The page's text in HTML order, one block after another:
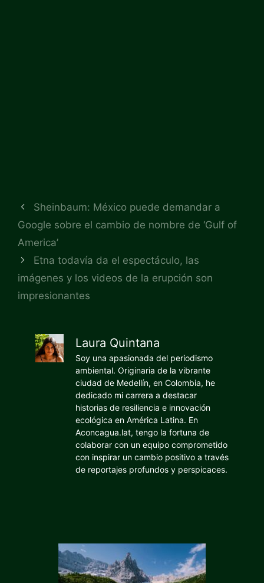
Sheinbaum: México puede demandar a
Google sobre el cambio de nombre de ‘Gulf of
America’
Etna todavía da el espectáculo, las
imágenes y los videos de la erupción son
impresionantes
Laura Quintana
Soy una apasionada del periodismo
ambiental. Originaria de la vibrante
ciudad de Medellín, en Colombia, he
dedicado mi carrera a destacar
historias de resiliencia e innovación
ecológica en América Latina. En
Aconcagua.lat, tengo la fortuna de
colaborar con un equipo comprometido
con inspirar un cambio positivo a través
de reportajes profundos y perspicaces.